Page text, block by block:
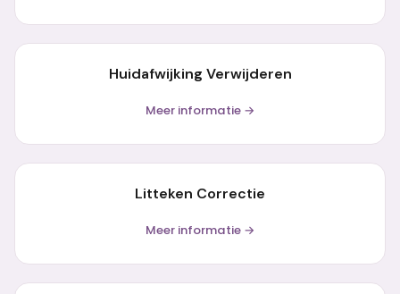
Huidafwijking Verwijderen
Meer informatie →
Litteken Correctie
Meer informatie →